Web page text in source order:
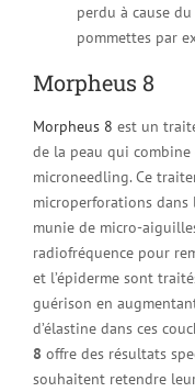
perdu à cause
pommettes par
Morpheus 8
Morpheus 8 est un
de la peau qui
microneedling. Ce
microperforations dans
munie de micro-
radiofréquence pour
et l’épiderme sont
guérison en
d’élastine dans ces
8 offre des résultats
souhaitent retendre